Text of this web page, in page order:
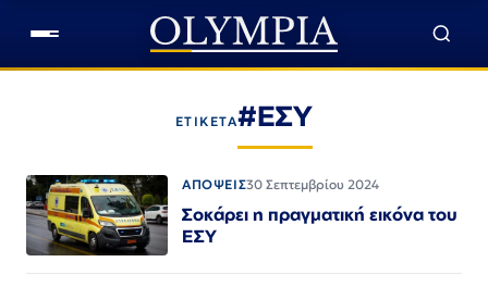
ΕΤΙΚΕΤΑ#ΕΣΥ
ΑΠΟΨΕΙΣ30 Σεπτεμβρίου 2024
Σοκάρει η πραγματική εικόνα του
ΕΣΥ